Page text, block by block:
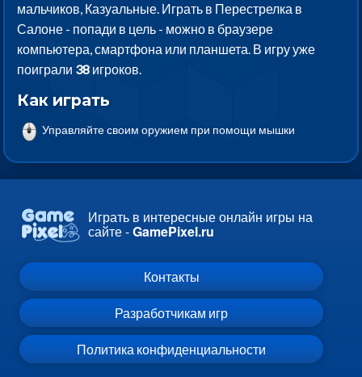
мальчиков, Казуальные. Играть в Перестрелка в
Салоне - попади в цель - можно в браузере
компьютера, смартфона или планшета. В игру уже
поиграли 38 игроков.
Как играть
Управляйте своим оружием при помощи мышки
Играть в интересные онлайн игры на
сайте -GamePixel.ru
Контакты
Разработчикам игр
Политика конфиденциальности